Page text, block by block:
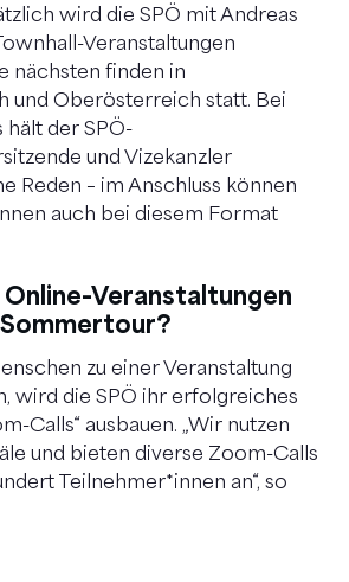
wird die SPÖ mit Andreas
Veranstaltungen
nächsten finden in
und Oberösterreich statt. Bei
hält der SPÖ-
und Vizekanzler
Reden – im Anschluss können
auch bei diesem Format
Veranstaltungen
zu einer Veranstaltung
wird die SPÖ ihr erfolgreiches
Calls“ ausbauen. „Wir nutzen
und bieten diverse Zoom-Calls
Teilnehmer*innen an“, so